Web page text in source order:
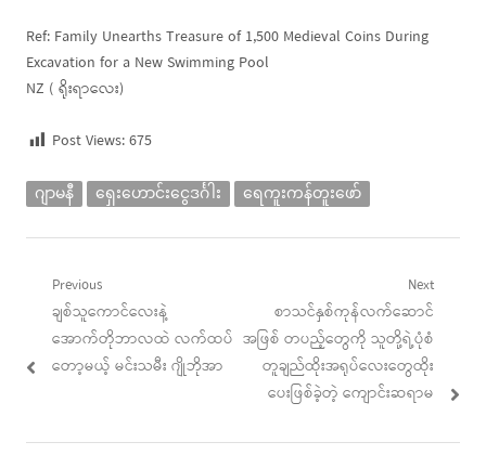
Ref: Family Unearths Treasure of 1,500 Medieval Coins During
Excavation for a New Swimming Pool
NZ ( ရိုးရာလေး)
Post Views:675
ဂျာမနီ ရှေးဟောင်းငွေဒင်္ဂါး ရေကူးကန်တူးဖော်
Post
navigation
Previous
Previous
post:
ချစ်သူကောင်လေးနဲ့
အောက်တိုဘာလထဲ လက်ထပ်
တော့မယ့် မင်းသမီး ဂျိုဘိုအာ
Next
Next
post:
စာသင်နှစ်ကုန်လက်ဆောင်
အဖြစ် တပည့်တွေကို သူတို့ရဲ့ပုံစံ
တူချည်ထိုးအရုပ်လေးတွေထိုး
ပေးဖြစ်ခဲ့တဲ့ ကျောင်းဆရာမ